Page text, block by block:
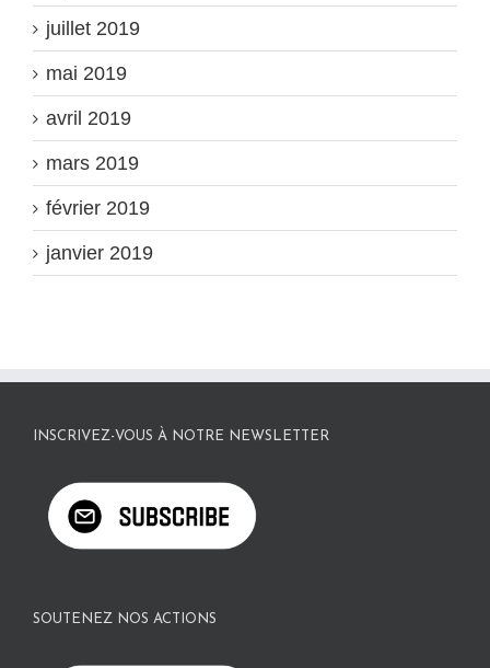
juillet 2019
mai 2019
avril 2019
mars 2019
février 2019
janvier 2019
INSCRIVEZ-VOUS À NOTRE NEWSLETTER
SOUTENEZ NOS ACTIONS